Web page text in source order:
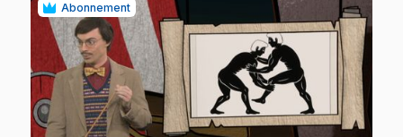
Abonnement